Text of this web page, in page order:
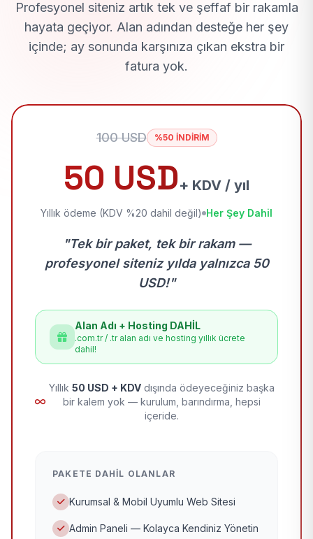
Profesyonel siteniz artık tek ve şeffaf bir rakamla
hayata geçiyor. Alan adından desteğe her şey
içinde; ay sonunda karşınıza çıkan ekstra bir
fatura yok.
100 USD %50 İNDİRİM
50 USD+ KDV / yıl
Yıllık ödeme (KDV %20 dahil değil) Her Şey Dahil
"Tek bir paket, tek bir rakam —
profesyonel siteniz yılda yalnızca 50
USD!"
Alan Adı + Hosting DAHİL
.com.tr / .tr alan adı ve hosting yıllık ücrete
dahil!
Yıllık 50 USD + KDV dışında ödeyeceğiniz başka
bir kalem yok — kurulum, barındırma, hepsi
içeride.
PAKETE DAHIL OLANLAR
Kurumsal & Mobil Uyumlu Web Sitesi
Admin Paneli — Kolayca Kendiniz Yönetin